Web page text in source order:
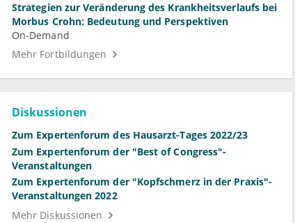
Strategien zur Veränderung des Krankheitsverlaufs bei
Morbus Crohn: Bedeutung und Perspektiven
On-Demand
Mehr Fortbildungen
Diskussionen
Zum Expertenforum des Hausarzt-Tages 2022/23
Zum Expertenforum der "Best of Congress"-
Veranstaltungen
Zum Expertenforum der "Kopfschmerz in der Praxis"-
Veranstaltungen 2022
Mehr Diskussionen